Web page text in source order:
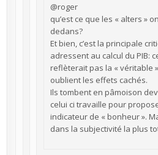
@roger
qu’est ce que les « alters »
dedans?
Et bien, c’est la principale
adressent au calcul du PIB:
reflèterait pas la « véritable
oublient les effets cachés.
Ils tombent en pâmoison
celui ci travaille pour
indicateur de « bonheur ».
dans la subjectivité la plus